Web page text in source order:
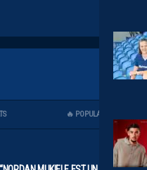
🔥 POPULAIRES